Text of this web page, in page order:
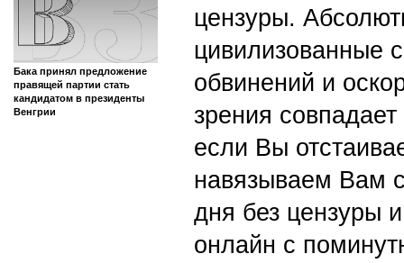
Бака принял предложение
правящей партии стать
кандидатом в президенты
Венгрии
цензуры.
цивилизованные
обвинений и
зрения
если Вы
навязываем Вам
дня без цензуры
онлайн с